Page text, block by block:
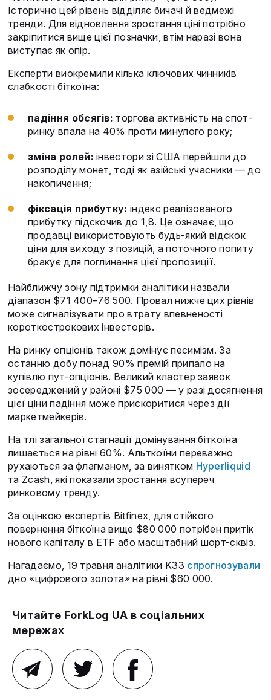
Історично цей рівень відділяє бичачі й ведмежі
тренди. Для відновлення зростання ціні потрібно
закріпитися вище цієї позначки, втім наразі вона
виступає як опір.
Експерти виокремили кілька ключових чинників
слабкості біткоїна:
падіння обсягів: торгова активність на спот-
ринку впала на 40% проти минулого року;
зміна ролей: інвестори зі США перейшли до
розподілу монет, тоді як азійські учасники — до
накопичення;
фіксація прибутку: індекс реалізованого
прибутку підскочив до 1,8. Це означає, що
продавці використовують будь-який відскок
ціни для виходу з позицій, а поточного попиту
бракує для поглинання цієї пропозиції.
Найближчу зону підтримки аналітики назвали
діапазон $71 400–76 500. Провал нижче цих рівнів
може сигналізувати про втрату впевненості
короткострокових інвесторів.
На ринку опціонів також домінує песимізм. За
останню добу понад 90% премій припало на
купівлю пут-опціонів. Великий кластер заявок
зосереджений у районі $75 000 — у разі досягнення
цієї ціни падіння може прискоритися через дії
маркетмейкерів.
На тлі загальної стагнації домінування біткоїна
лишається на рівні 60%. Альткоїни переважно
рухаються за флагманом, за винятком Hyperliquid
та Zcash, які показали зростання всупереч
ринковому тренду.
За оцінкою експертів Bitfinex, для стійкого
повернення біткоїна вище $80 000 потрібен притік
нового капіталу в ETF або масштабний шорт-сквіз.
Нагадаємо, 19 травня аналітики K33 спрогнозували
дно «цифрового золота» на рівні $60 000.
Читайте ForkLog UA в соціальних
мережах